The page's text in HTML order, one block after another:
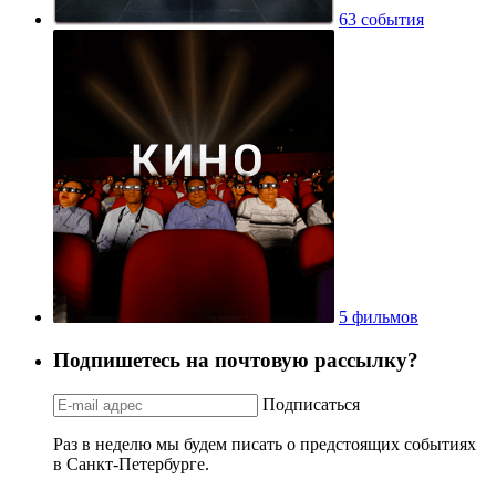
63 события
5 фильмов
Подпишетесь на почтовую рассылку?
Подписаться
Раз в неделю мы будем писать о предстоящих событиях
в Санкт-Петербурге.